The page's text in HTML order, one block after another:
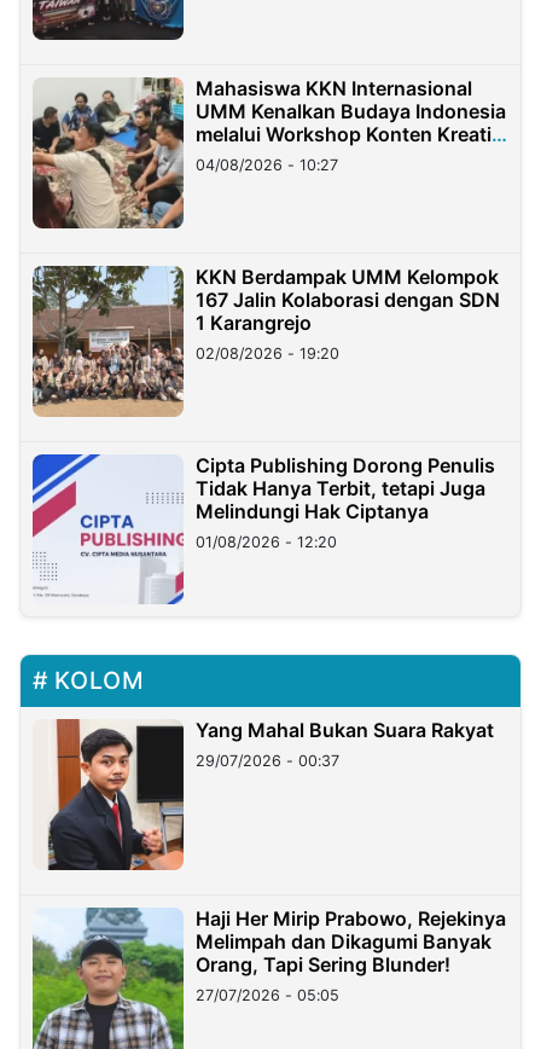
Mahasiswa KKN Internasional
UMM Kenalkan Budaya Indonesia
melalui Workshop Konten Kreatif
di Taiwan
04/08/2026 - 10:27
KKN Berdampak UMM Kelompok
167 Jalin Kolaborasi dengan SDN
1 Karangrejo
02/08/2026 - 19:20
Cipta Publishing Dorong Penulis
Tidak Hanya Terbit, tetapi Juga
Melindungi Hak Ciptanya
01/08/2026 - 12:20
KOLOM
Yang Mahal Bukan Suara Rakyat
29/07/2026 - 00:37
Haji Her Mirip Prabowo, Rejekinya
Melimpah dan Dikagumi Banyak
Orang, Tapi Sering Blunder!
27/07/2026 - 05:05